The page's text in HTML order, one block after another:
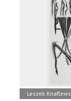
Leszek